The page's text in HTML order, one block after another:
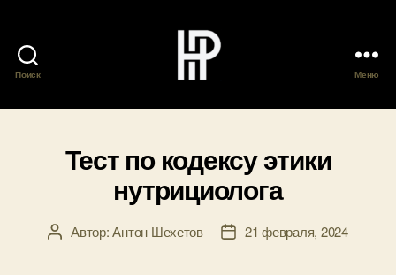
Поиск
Объединение
Меню
Тест по кодексу этики
нутрициолога
АвторАвтор:Антон Шехетов
Дата21 февраля, 2024